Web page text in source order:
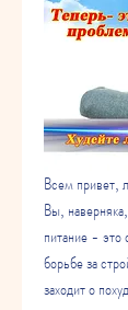
Всем привет,
Вы,
питание - это
борьбе за
заходит о